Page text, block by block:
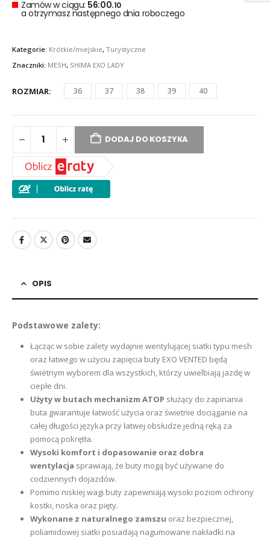
Zamów w ciągu: 56:00.09
a otrzymasz następnego dnia roboczego
Kategorie: Krótkie/miejskie, Turystyczne
Znaczniki: MESH, SHIMA EXO LADY
ROZMIAR 36 37 38 39 40
DODAJ DO KOSZYKA
OPIS
Podstawowe zalety:
Łącząc w sobie zalety wydajnie wentylującej siatki typu mesh
oraz łatwego w użyciu zapięcia buty EXO VENTED będą
świetnym wyborem dla wszystkich, którzy uwielbiają jazdę w
ciepłe dni.
Użyty w butach mechanizm ATOP służący do zapinania
buta gwarantuje łatwość użycia oraz świetnie dociąganie na
całej długości języka przy łatwej obsłudze jedną ręką za
pomocą pokrętła.
Wysoki komfort i dopasowanie oraz dobra
wentylacja sprawiają, że buty mogą być używane do
codziennych dojazdów.
Pomimo niskiej wagi buty zapewniają wysoki poziom ochrony
kostki, noska oraz pięty.
Wykonane z naturalnego zamszu oraz bezpiecznej,
poliamidowej siatki posiadają nagumowane nakładki na